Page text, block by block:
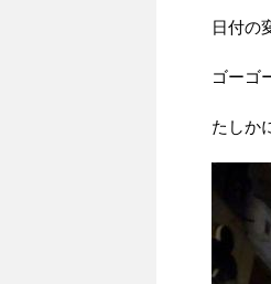
日付の
ゴーゴ
たしか